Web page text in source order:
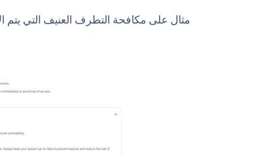
مثال على مكافحة التطرف العنيف التي يتم